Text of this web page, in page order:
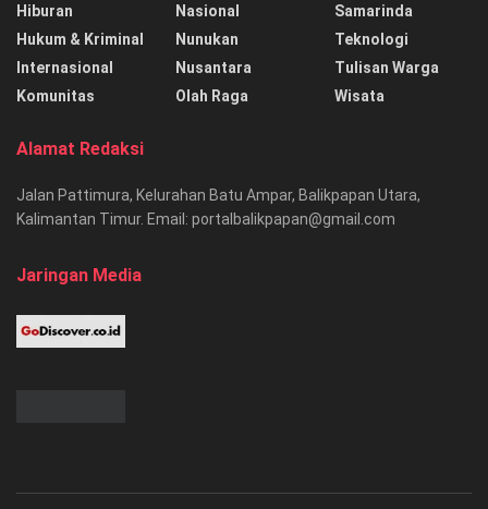
Hiburan
Hukum & Kriminal
Internasional
Komunitas
Nasional
Nunukan
Nusantara
Olah Raga
Samarinda
Teknologi
Tulisan Warga
Wisata
Alamat Redaksi
Jalan Pattimura, Kelurahan Batu Ampar, Balikpapan Utara,
Kalimantan Timur. Email: portalbalikpapan@gmail.com
Jaringan Media